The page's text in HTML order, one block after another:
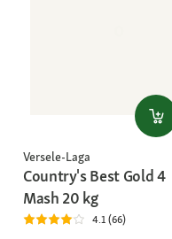
Versele-Laga
Country's Best Gold 4
Mash 20 kg
4.1 (66)